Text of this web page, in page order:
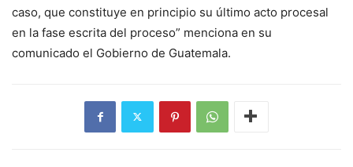
caso, que constituye en principio su último acto procesal
en la fase escrita del proceso” menciona en su
comunicado el Gobierno de Guatemala.